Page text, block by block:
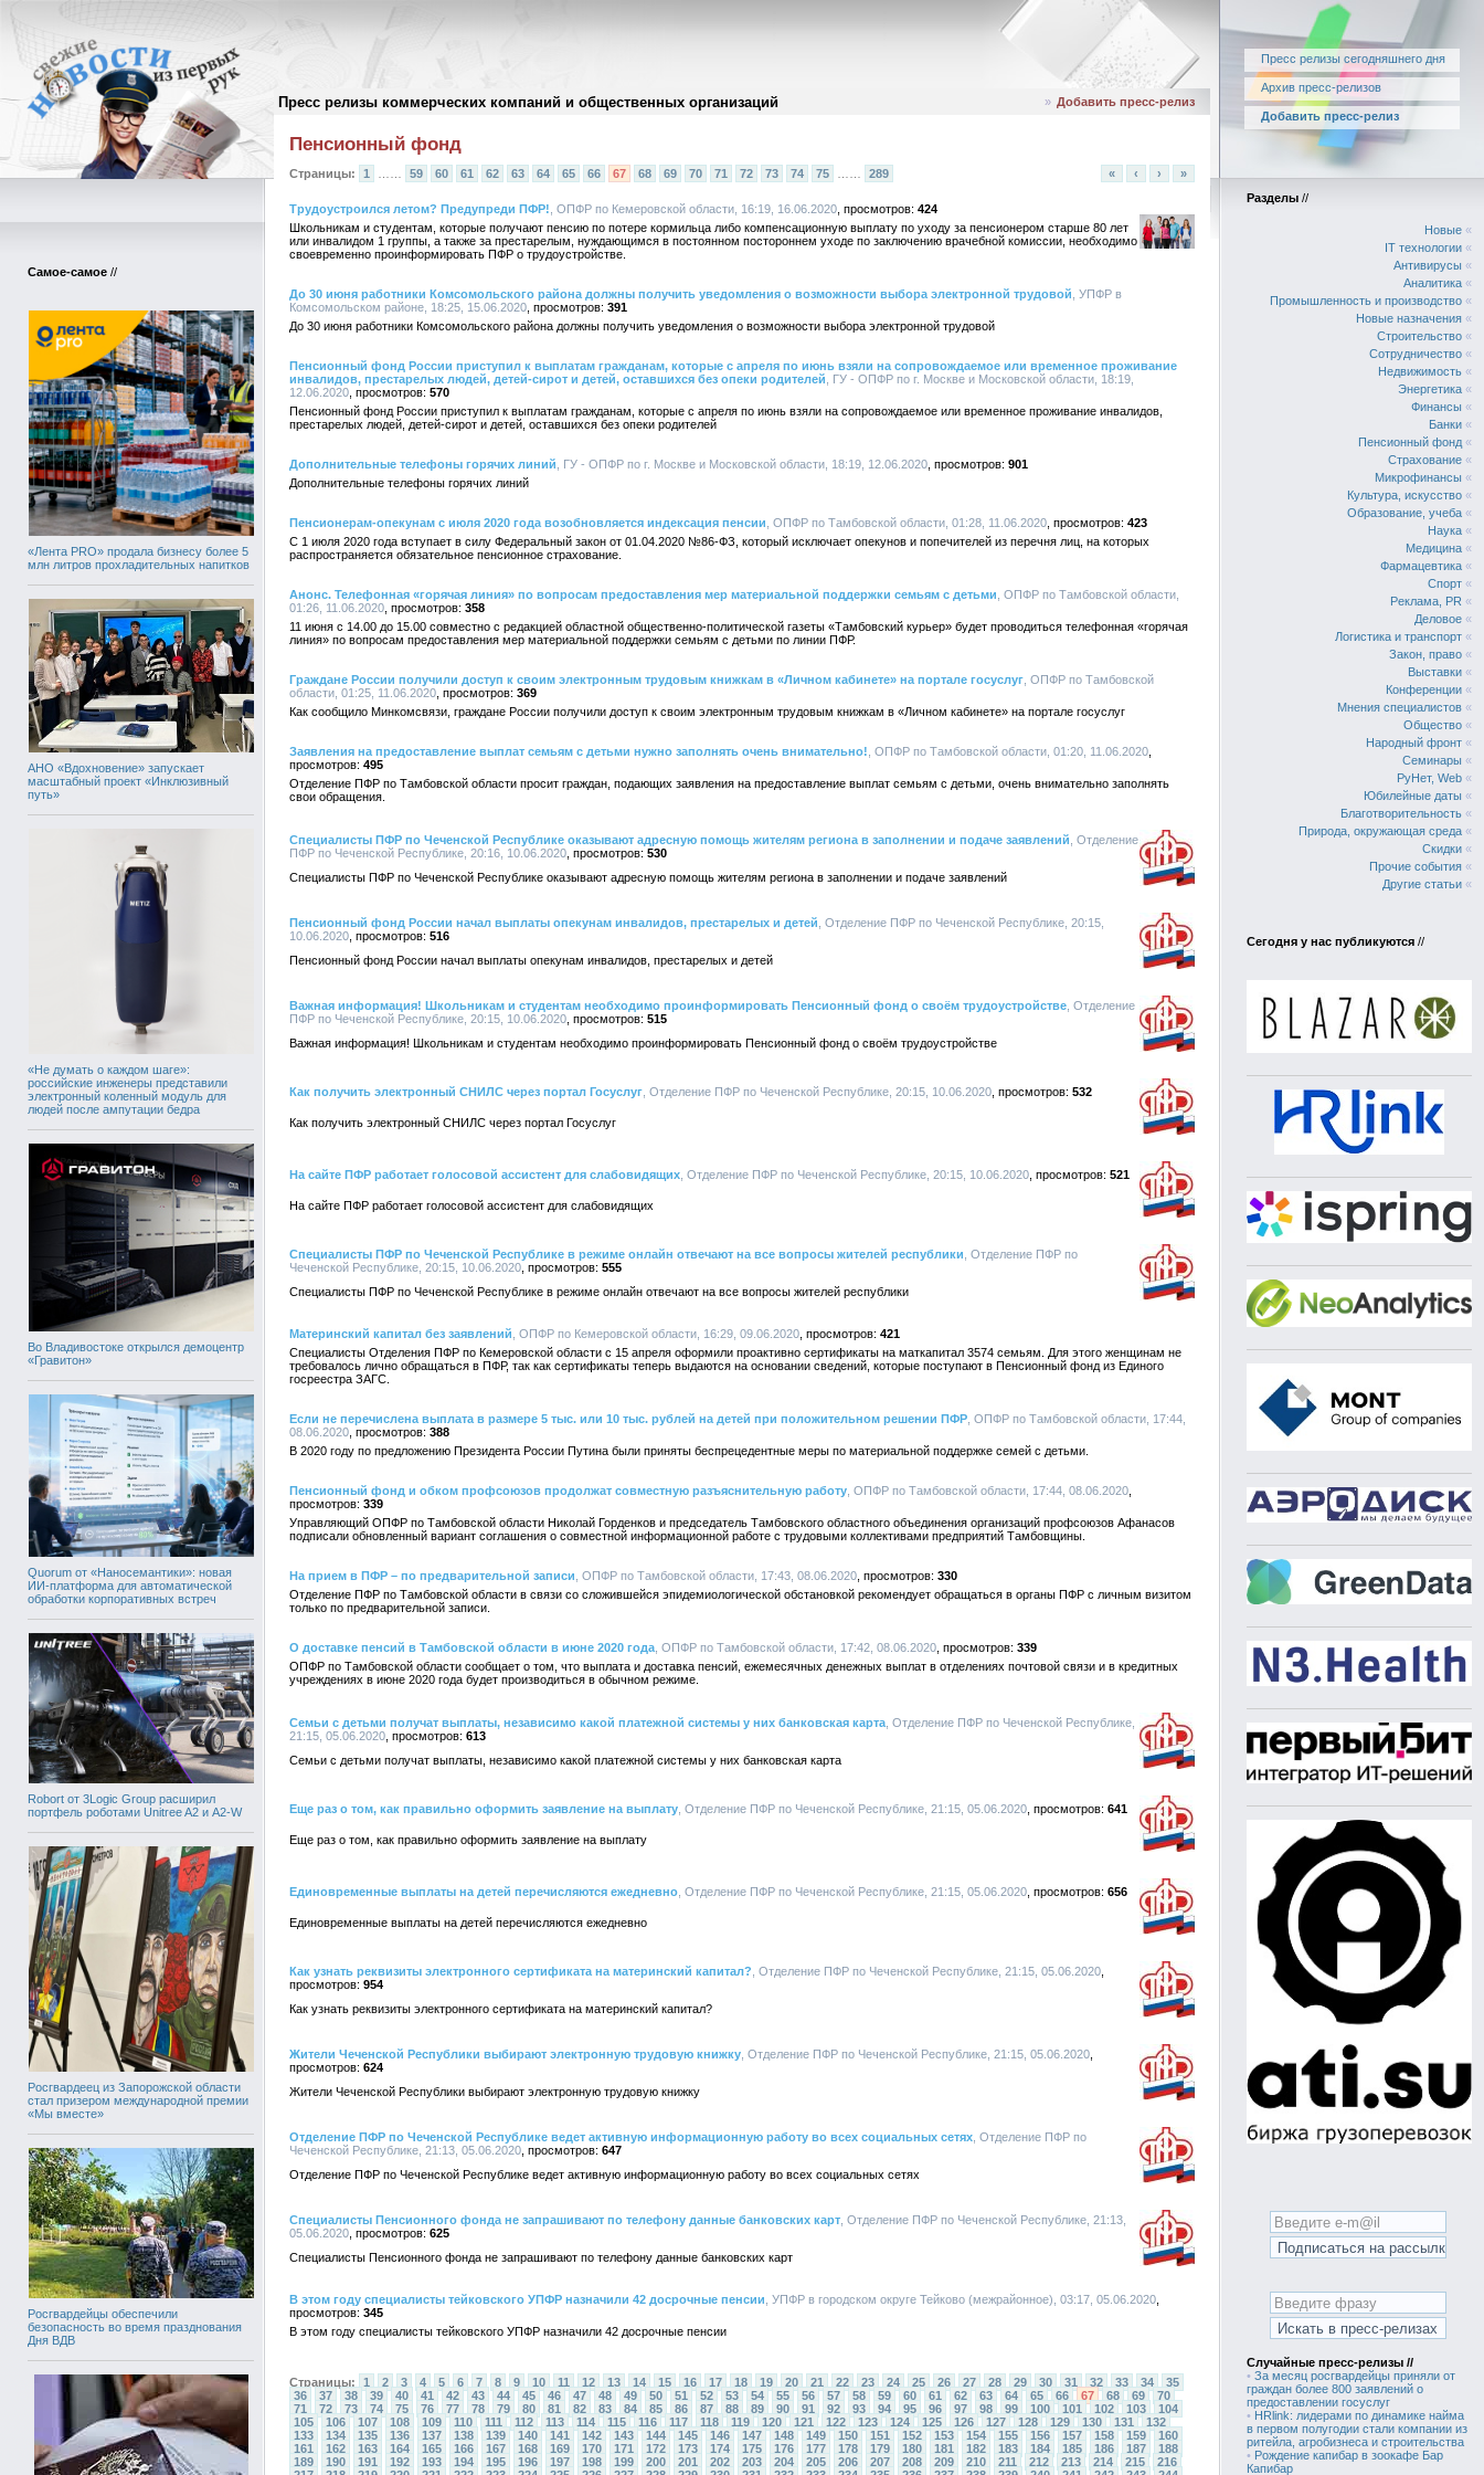
Пресс релизы коммерческих компаний и общественных организаций
Пресс релизы сегодняшнего дня
Архив пресс-релизов
Добавить пресс-релиз
Самое-самое //
«Лента PRO» продала бизнесу более 5
млн литров прохладительных напитков
АНО «Вдохновение» запускает
масштабный проект «Инклюзивный
путь»
«Не думать о каждом шаге»:
российские инженеры представили
электронный коленный модуль для
людей после ампутации бедра
Во Владивостоке открылся демоцентр
«Гравитон»
Quorum от «Наносемантики»: новая
ИИ-платформа для автоматической
обработки корпоративных встреч
Robort от 3Logic Group расширил
портфель роботами Unitree A2 и A2-W
Росгвардеец из Запорожской области
стал призером международной премии
«Мы вместе»
Росгвардейцы обеспечили
безопасность во время празднования
Дня ВДВ
Архив пресс-релизов// » Добавить пресс-релиз
Пенсионный фонд
Страницы: 1 59 60 61 62 63 64 65 66 67 68 69 70 71 72 73 74 75 289 « ‹ › »
Трудоустроился летом? Предупреди ПФР! , ОПФР по Кемеровской области, 16:19, 16.06.2020
424
Школьникам и студентам, которые получают пенсию по потере кормильца либо компенсационную выплату по уходу за пенсионером старше 80 лет
или инвалидом 1 группы, а также за престарелым, нуждающимся в постоянном постороннем уходе по заключению врачебной комиссии, необходимо
своевременно проинформировать ПФР о трудоустройстве.
До 30 июня работники Комсомольского района должны получить уведомления о возможности выбора электронной трудовой , УПФР в
Комсомольском районе, 18:25, 15.06.2020
391
До 30 июня работники Комсомольского района должны получить уведомления о возможности выбора электронной трудовой
Пенсионный фонд России приступил к выплатам гражданам, которые с апреля по июнь взяли на сопровождаемое или временное проживание
инвалидов, престарелых людей, детей-сирот и детей, оставшихся без опеки родителей , ГУ - ОПФР по г. Москве и Московской области, 18:19,
12.06.2020
570
Пенсионный фонд России приступил к выплатам гражданам, которые с апреля по июнь взяли на сопровождаемое или временное проживание инвалидов,
престарелых людей, детей-сирот и детей, оставшихся без опеки родителей
Дополнительные телефоны горячих линий , ГУ - ОПФР по г. Москве и Московской области, 18:19, 12.06.2020
901
Дополнительные телефоны горячих линий
Пенсионерам-опекунам с июля 2020 года возобновляется индексация пенсии , ОПФР по Тамбовской области, 01:28, 11.06.2020
423
С 1 июля 2020 года вступает в силу Федеральный закон от 01.04.2020 №86-ФЗ, который исключает опекунов и попечителей из перечня лиц, на которых
распространяется обязательное пенсионное страхование.
Анонс. Телефонная «горячая линия» по вопросам предоставления мер материальной поддержки семьям с детьми , ОПФР по Тамбовской области,
01:26, 11.06.2020
358
11 июня с 14.00 до 15.00 совместно с редакцией областной общественно-политической газеты «Тамбовский курьер» будет проводиться телефонная «горячая
линия» по вопросам предоставления мер материальной поддержки семьям с детьми по линии ПФР.
Граждане России получили доступ к своим электронным трудовым книжкам в «Личном кабинете» на портале госуслуг , ОПФР по Тамбовской
области, 01:25, 11.06.2020
369
Как сообщило Минкомсвязи, граждане России получили доступ к своим электронным трудовым книжкам в «Личном кабинете» на портале госуслуг
Заявления на предоставление выплат семьям с детьми нужно заполнять очень внимательно! , ОПФР по Тамбовской области, 01:20, 11.06.2020
495
Отделение ПФР по Тамбовской области просит граждан, подающих заявления на предоставление выплат семьям с детьми, очень внимательно заполнять
свои обращения.
Специалисты ПФР по Чеченской Республике оказывают адресную помощь жителям региона в заполнении и подаче заявлений , Отделение
ПФР по Чеченской Республике, 20:16, 10.06.2020
530
Специалисты ПФР по Чеченской Республике оказывают адресную помощь жителям региона в заполнении и подаче заявлений
Пенсионный фонд России начал выплаты опекунам инвалидов, престарелых и детей , Отделение ПФР по Чеченской Республике, 20:15,
10.06.2020
516
Пенсионный фонд России начал выплаты опекунам инвалидов, престарелых и детей
Важная информация! Школьникам и студентам необходимо проинформировать Пенсионный фонд о своём трудоустройстве , Отделение
ПФР по Чеченской Республике, 20:15, 10.06.2020
515
Важная информация! Школьникам и студентам необходимо проинформировать Пенсионный фонд о своём трудоустройстве
Как получить электронный СНИЛС через портал Госуслуг , Отделение ПФР по Чеченской Республике, 20:15, 10.06.2020 532
Как получить электронный СНИЛС через портал Госуслуг
На сайте ПФР работает голосовой ассистент для слабовидящих , Отделение ПФР по Чеченской Республике, 20:15, 10.06.2020 521
На сайте ПФР работает голосовой ассистент для слабовидящих
Специалисты ПФР по Чеченской Республике в режиме онлайн отвечают на все вопросы жителей республики , Отделение ПФР по
Чеченской Республике, 20:15, 10.06.2020
555
Специалисты ПФР по Чеченской Республике в режиме онлайн отвечают на все вопросы жителей республики
Материнский капитал без заявлений , ОПФР по Кемеровской области, 16:29, 09.06.2020
421
Специалисты Отделения ПФР по Кемеровской области с 15 апреля оформили проактивно сертификаты на маткапитал 3574 семьям. Для этого женщинам не
требовалось лично обращаться в ПФР, так как сертификаты теперь выдаются на основании сведений, которые поступают в Пенсионный фонд из Единого
госреестра ЗАГС.
Если не перечислена выплата в размере 5 тыс. или 10 тыс. рублей на детей при положительном решении ПФР , ОПФР по Тамбовской области, 17:44,
08.06.2020
388
В 2020 году по предложению Президента России Путина были приняты беспрецедентные меры по материальной поддержке семей с детьми.
Пенсионный фонд и обком профсоюзов продолжат совместную разъяснительную работу , ОПФР по Тамбовской области, 17:44, 08.06.2020
339
Управляющий ОПФР по Тамбовской области Николай Горденков и председатель Тамбовского областного объединения организаций профсоюзов Афанасов
подписали обновленный вариант соглашения о совместной информационной работе с трудовыми коллективами предприятий Тамбовщины.
На прием в ПФР – по предварительной записи , ОПФР по Тамбовской области, 17:43, 08.06.2020
330
Отделение ПФР по Тамбовской области в связи со сложившейся эпидемиологической обстановкой рекомендует обращаться в органы ПФР с личным визитом
только по предварительной записи.
О доставке пенсий в Тамбовской области в июне 2020 года , ОПФР по Тамбовской области, 17:42, 08.06.2020
339
ОПФР по Тамбовской области сообщает о том, что выплата и доставка пенсий, ежемесячных денежных выплат в отделениях почтовой связи и в кредитных
учреждениях в июне 2020 года будет производиться в обычном режиме.
Семьи с детьми получат выплаты, независимо какой платежной системы у них банковская карта , Отделение ПФР по Чеченской Республике,
21:15, 05.06.2020
613
Семьи с детьми получат выплаты, независимо какой платежной системы у них банковская карта
Еще раз о том, как правильно оформить заявление на выплату , Отделение ПФР по Чеченской Республике, 21:15, 05.06.2020 641
Еще раз о том, как правильно оформить заявление на выплату
Единовременные выплаты на детей перечисляются ежедневно , Отделение ПФР по Чеченской Республике, 21:15, 05.06.2020 656
Единовременные выплаты на детей перечисляются ежедневно
Как узнать реквизиты электронного сертификата на материнский капитал? , Отделение ПФР по Чеченской Республике, 21:15, 05.06.2020
954
Как узнать реквизиты электронного сертификата на материнский капитал?
Жители Чеченской Республики выбирают электронную трудовую книжку , Отделение ПФР по Чеченской Республике, 21:15, 05.06.2020
624
Жители Чеченской Республики выбирают электронную трудовую книжку
Отделение ПФР по Чеченской Республике ведет активную информационную работу во всех социальных сетях , Отделение ПФР по
Чеченской Республике, 21:13, 05.06.2020
647
Отделение ПФР по Чеченской Республике ведет активную информационную работу во всех социальных сетях
Специалисты Пенсионного фонда не запрашивают по телефону данные банковских карт , Отделение ПФР по Чеченской Республике, 21:13,
05.06.2020
625
Специалисты Пенсионного фонда не запрашивают по телефону данные банковских карт
В этом году специалисты тейковского УПФР назначили 42 досрочные пенсии , УПФР в городском округе Тейково (межрайонное), 03:17, 05.06.2020
345
В этом году специалисты тейковского УПФР назначили 42 досрочные пенсии
Страницы: 1 2 3 4 5 6 7 8 9 10 11 12 13 14 15 16 17 18 19 20 21 22 23 24 25 26 27 28 29 30 31 32 33 34
35
36
37 38 39 40 41 42 43 44 45 46 47 48 49 50 51 52 53 54 55 56 57 58 59 60 61 62 63 64 65 66 67 68 69
70
71
72 73 74 75 76 77 78 79 80 81 82 83 84 85 86 87 88 89 90 91 92 93 94 95 96 97 98 99 100 101 102 103
104
105
106 107 108 109 110 111 112 113 114 115 116 117 118 119 120 121 122 123 124 125 126 127 128 129 130 131
132
133
134 135 136 137 138 139 140 141 142 143 144 145 146 147 148 149 150 151 152 153 154 155 156 157 158 159
160
161
162 163 164 165 166 167 168 169 170 171 172 173 174 175 176 177 178 179 180 181 182 183 184 185 186 187
188
189
190 191 192 193 194 195 196 197 198 199 200 201 202 203 204 205 206 207 208 209 210 211 212 213 214 215
216
Разделы //
Новые «
IT технологии «
Антивирусы «
Аналитика «
Промышленность и производство «
Новые назначения «
Строительство «
Сотрудничество «
Недвижимость «
Энергетика «
Финансы «
Банки «
Пенсионный фонд «
Страхование «
Микрофинансы «
Культура, искусство «
Образование, учеба «
Наука «
Медицина «
Фармацевтика «
Спорт «
Реклама, PR «
Деловое «
Логистика и транспорт «
Закон, право «
Выставки «
Конференции «
Мнения специалистов «
Общество «
Народный фронт «
Семинары «
РуНет, Web «
Юбилейные даты «
Благотворительность «
Природа, окружающая среда «
Скидки «
Прочие события «
Другие статьи «
Сегодня у нас публикуются //
Случайные пресс-релизы //
• За месяц росгвардейцы приняли от
граждан более 800 заявлений о
предоставлении госуслуг
• HRlink: лидерами по динамике найма
в первом полугодии стали компании из
ритейла, агробизнеса и строительства
• Рождение капибар в зоокафе Бар
Капибар